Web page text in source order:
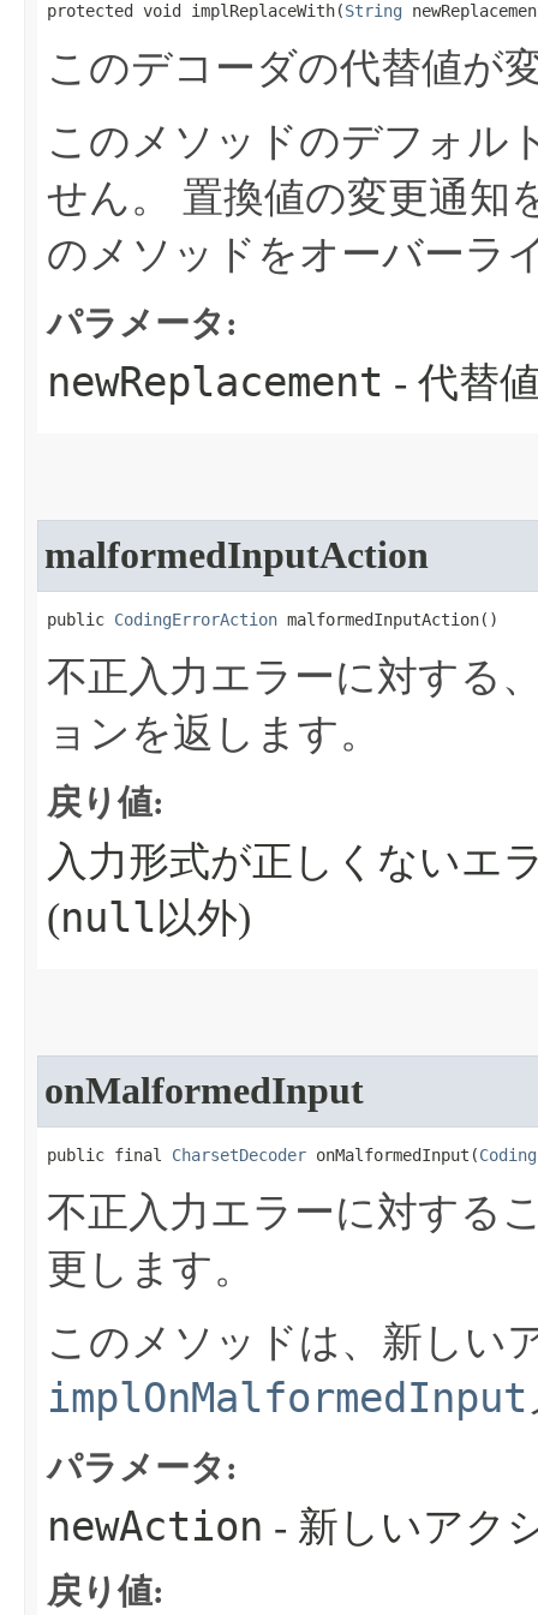
protected void implReplaceWith​(String
このデコーダの代替値が
このメソッドのデフォル
せん。
置換値の変更通知
のメソッドをオーバーラ
パラメータ:
newReplacement - 代替
malformedInputAction
public CodingErrorAction malformedInputAction​()
不正入力エラーに対する
ョンを返します。
戻り値:
入力形式が正しくないエ
(null以外)
onMalformedInput
public final CharsetDecoder onMalformedInput​(
不正入力エラーに対する
更します。
このメソッドは、新しい
implOnMalformedInput
パラメータ:
newAction - 新しいアク
戻り値: